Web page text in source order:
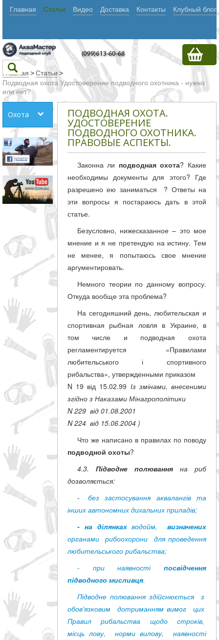
Главная Статьи Видео Доставка Контакты Клубный блог
Текст
Искать
Любое из
слов
Все
слова
Точное
совпадение
Категории
Производитель
_JSHOP_SEARCH_COINS
от
до
грн
Главная >Статьи>
Подводная охота Удостоверение подводного охотника - нужно
или нет?
Охота ПОДВОДНАЯ ОХОТА.
УДОСТОВЕРЕНИЕ
ПОДВОДНОГО ОХОТНИКА.
ПРАВОВЫЕ АСПЕКТЫ.
Законна ли подводная охота? Какие
необходимы документы для этого? Где
разрешено ею заниматься ? Ответы на
эти вопросы я постараюсь дать в этой
статье.
Безусловно, нижесказанное – это мое
мнение и я не претендую на истину. Тем
не менее, я попытаюсь свое мнение
аргументировать.
Немного теории по данному вопросу.
Откуда вообще эта проблема?
На сегодняшний день, любительская и
спортивная рыбная ловля в Украине, в
том числе и подводная охота
регламентируется «Правилами
любительського і спортивного
рибальства», утвержденными приказом
N 19 від 15.02.99 Із змінами, внесеними
згідно з Наказами Мінагрополітики
N 229 від 01.08.2001
N 224 від 15.06.2004 )
Что же написано в правилах по поводу
подводной охоты?
4.3. Підводне полювання на риб
дозволяється:
-
без застосування аквалангів та
інших автономних дихальних приладів;
- на ділянкахводойм,визначених
органами рибоохорони для проведення
любительського рибальства;
- при наявності посвідчення
підводного мисливця.
Підводне полювання здійснюється з
обов'язковим дотриманням вимог цих
Правил рибальства щодо строків,
місць лову, норми вилову, наявності